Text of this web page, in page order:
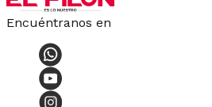
Encuéntranos en